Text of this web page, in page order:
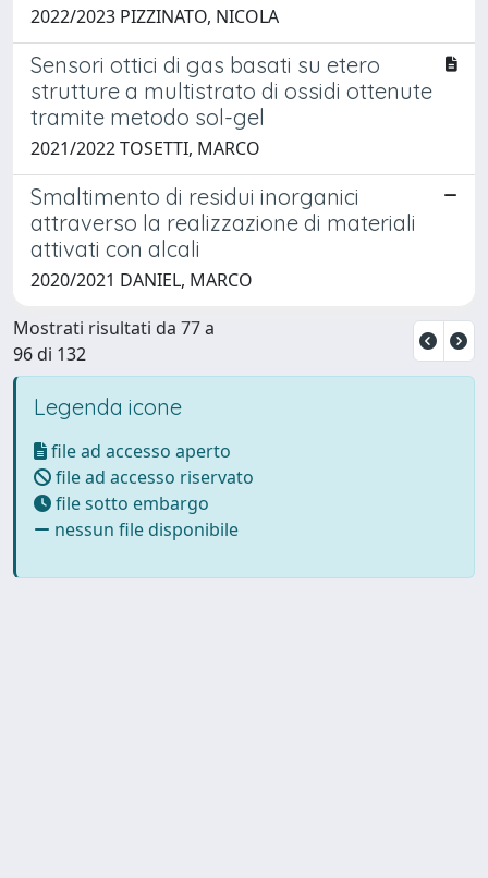
2022/2023 PIZZINATO, NICOLA
Sensori ottici di gas basati su etero
strutture a multistrato di ossidi ottenute
tramite metodo sol-gel
2021/2022 TOSETTI, MARCO
Smaltimento di residui inorganici
attraverso la realizzazione di materiali
attivati con alcali
2020/2021 DANIEL, MARCO
Mostrati risultati da 77 a
96 di 132
Legenda icone
file ad accesso aperto
file ad accesso riservato
file sotto embargo
nessun file disponibile